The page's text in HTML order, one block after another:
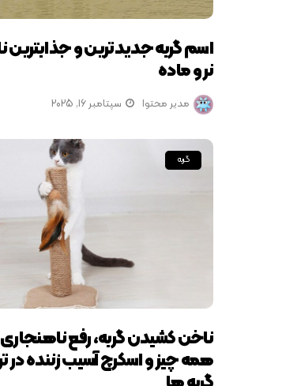
اسم گربه جدیدترین و جذابترین
نر و ماده
مدیر محتوا سپتامبر 16, 2025
گربه
ناخن کشیدن گربه، رفع
همه چیز و اسکرچ آسیب زننده در